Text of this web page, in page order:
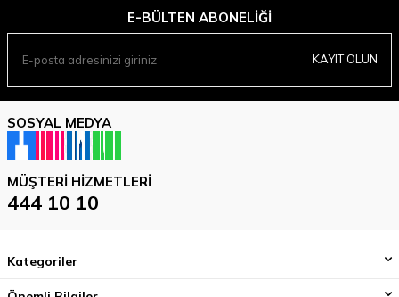
E-BÜLTEN ABONELIĞI
KAYIT OLUN
SOSYAL MEDYA
MÜŞTERI HIZMETLERI
444 10 10
Kategoriler